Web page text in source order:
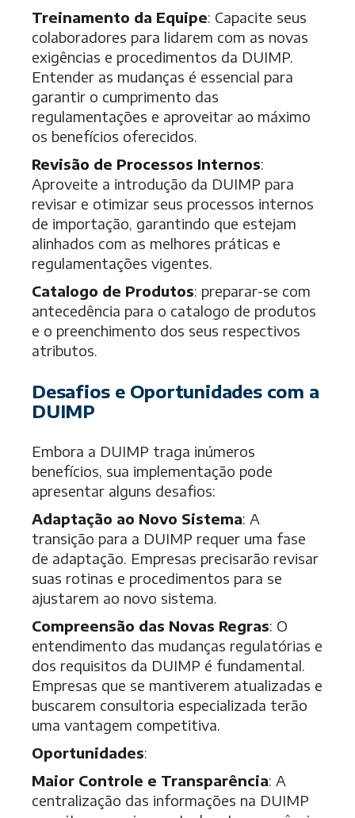
Treinamento da Equipe: Capacite seus
colaboradores para lidarem com as novas
exigências e procedimentos da DUIMP.
Entender as mudanças é essencial para
garantir o cumprimento das
regulamentações e aproveitar ao máximo
os benefícios oferecidos.
Revisão de Processos Internos:
Aproveite a introdução da DUIMP para
revisar e otimizar seus processos internos
de importação, garantindo que estejam
alinhados com as melhores práticas e
regulamentações vigentes.
Catalogo de Produtos: preparar-se com
antecedência para o catalogo de produtos
e o preenchimento dos seus respectivos
atributos.
Desafios e Oportunidades com a
DUIMP
Embora a DUIMP traga inúmeros
benefícios, sua implementação pode
apresentar alguns desafios:
Adaptação ao Novo Sistema: A
transição para a DUIMP requer uma fase
de adaptação. Empresas precisarão revisar
suas rotinas e procedimentos para se
ajustarem ao novo sistema.
Compreensão das Novas Regras: O
entendimento das mudanças regulatórias e
dos requisitos da DUIMP é fundamental.
Empresas que se mantiverem atualizadas e
buscarem consultoria especializada terão
uma vantagem competitiva.
Oportunidades:
Maior Controle e Transparência: A
centralização das informações na DUIMP